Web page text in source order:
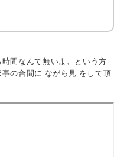
間なんて無いよ、という方
の合間に ながら見 をして頂